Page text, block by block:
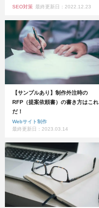
SEO対策 最終更新日：2022.12.23
【サンプルあり】制作外注時の
RFP（提案依頼書）の書き方はこれ
だ！
Webサイト制作
最終更新日：2023.03.14